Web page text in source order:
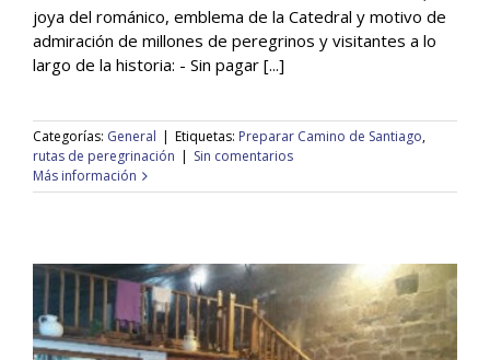
General
joya del románico, emblema de la Catedral y motivo de
admiración de millones de peregrinos y visitantes a lo
largo de la historia: - Sin pagar [...]
Categorías: General | Etiquetas: Preparar Camino de Santiago,
rutas de peregrinación | Sin comentarios
Más información